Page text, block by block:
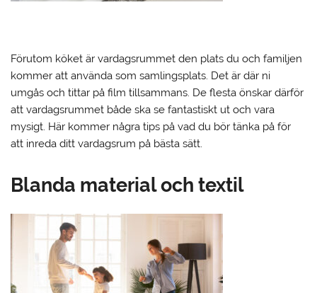
Förutom köket är vardagsrummet den plats du och familjen
kommer att använda som samlingsplats. Det är där ni
umgås och tittar på film tillsammans. De flesta önskar därför
att vardagsrummet både ska se fantastiskt ut och vara
mysigt. Här kommer några tips på vad du bör tänka på för
att inreda ditt vardagsrum på bästa sätt.
Blanda material och textil